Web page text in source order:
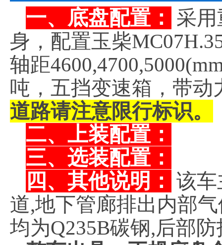
一、底盘配置：
采用
身，配置玉柴
轴距
吨，五挡变速箱，带
道路请注意限行标识。
二、上装配置：
三、选装配置：
四、其他说明： 该车
道,地下管廊排出内部
均为Q235B碳钢,后部